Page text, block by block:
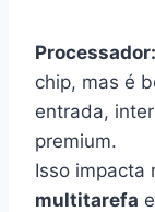
Processador:
chip, mas é
entrada,
premium.
Isso impacta
multitarefa